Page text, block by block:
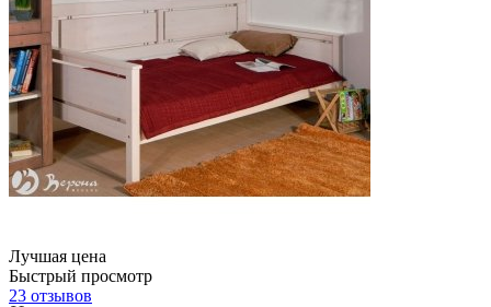
Лучшая цена
Быстрый просмотр
23 отзывов